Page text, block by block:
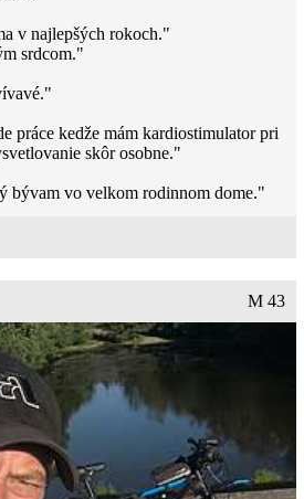
v najlepšých rokoch."
srdcom."
práce kedže mám kardiostimulator pri
skôr osobne."
bývam vo velkom rodinnom dome."
malú mačičku., ale eťe uvidíme ako
shovivavosti a dobrote v soúladu
nežná polovička žena z láskavím
som strávil bez priateľky po vojenčine
zlomené srdce."
pánem stvořitelem.“
To na co jsme čekali, je Pán Buh, jenž
M 43